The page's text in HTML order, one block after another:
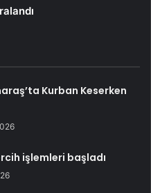
Kurban Keserken
işlemleri başladı